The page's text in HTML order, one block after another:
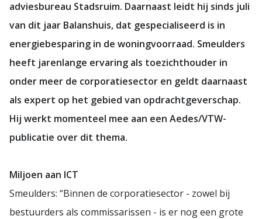
adviesbureau Stadsruim. Daarnaast leidt hij sinds juli
van dit jaar Balanshuis, dat gespecialiseerd is in
energiebesparing in de woningvoorraad. Smeulders
heeft jarenlange ervaring als toezichthouder in
onder meer de corporatiesector en geldt daarnaast
als expert op het gebied van opdrachtgeverschap.
Hij werkt momenteel mee aan een Aedes/VTW-
publicatie over dit thema.
Miljoen aan ICT
Smeulders: “Binnen de corporatiesector - zowel bij
bestuurders als commissarissen - is er nog een grote